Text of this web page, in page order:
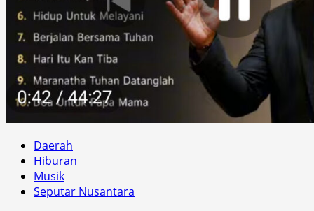
Daerah
Hiburan
Musik
Seputar Nusantara